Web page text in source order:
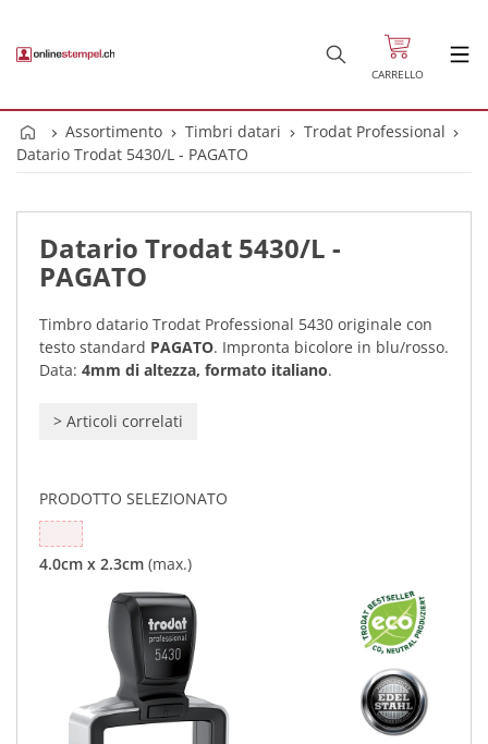
CARRELLO
Assortimento Timbri datari
Trodat Professional
Datario Trodat 5430/L - PAGATO
Datario Trodat 5430/L -
PAGATO
Timbro datario Trodat Professional 5430 originale con
testo standard PAGATO. Impronta bicolore in blu/rosso.
Data: 4mm di altezza, formato italiano.
> Articoli correlati
PRODOTTO SELEZIONATO